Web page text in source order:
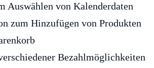
Auswählen von Kalenderdaten
zum Hinzufügen von Produkten
Bezahlmöglichkeiten